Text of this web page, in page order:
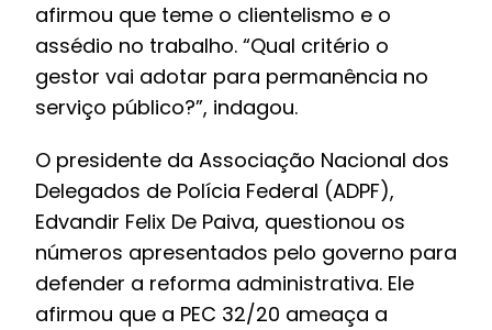
afirmou que teme o clientelismo e o
assédio no trabalho. “Qual critério o
gestor vai adotar para permanência no
serviço público?”, indagou.
O presidente da Associação Nacional dos
Delegados de Polícia Federal (ADPF),
Edvandir Felix De Paiva, questionou os
números apresentados pelo governo para
defender a reforma administrativa. Ele
afirmou que a PEC 32/20 ameaça a